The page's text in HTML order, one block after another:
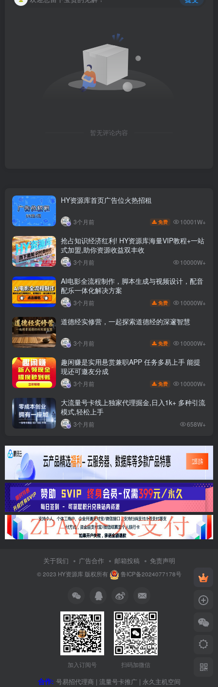
暂无评论内容
HY资源库首页广告位火热招租
3个月前 免费 10001W+
抢占知识经济红利! HY资源库海量VIP教程+一站
式加盟,助你资源收益双丰收
3个月前 10000W+
AI电影全流程制作，脚本生成与视频设计，配音
配乐一体化解决方案
3个月前 免费 10000W+
道德经实修营，一起探索道德经的深邃智慧
3个月前 免费 10000W+
趣闲赚是实用悬赏兼职APP 任务多易上手 能提
现还可邀友分成
3个月前 免费 10000W+
大流量号卡线上独家代理掘金,日入1k+ 多种引流
模式,轻松上手
3个月前 658W+
关于我们 广告合作 邮箱投稿 免责声明
© 2023 HY资源库版权所有 鲁ICP备2024077178号
加入订阅号 扫码加微信
合作: 号易招代理商 | 流量号卡推广| 永久主机空间